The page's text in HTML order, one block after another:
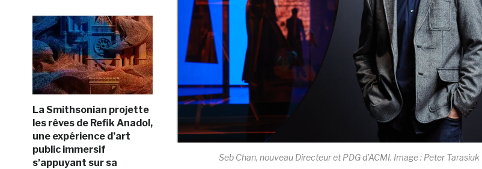
La Smithsonian projette
les rêves de Refik Anadol,
une expérience d’art
public immersif
s’appuyant sur sa
Seb Chan, nouveau Directeur et PDG d’ACMI. Image : Peter Tarasiuk